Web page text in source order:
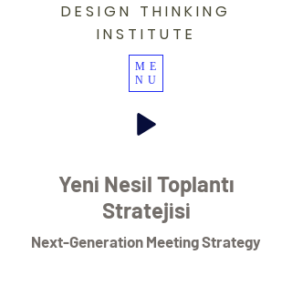
DESIGN THINKING
INSTITUTE
ME
NU
Yeni Nesil Toplantı
Stratejisi
Next-Generation Meeting Strategy